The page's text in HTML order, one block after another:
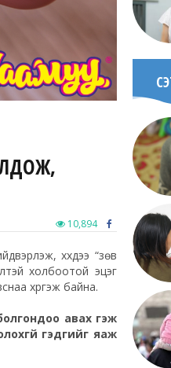
10,894
хүүхдээ “зөв
холбоотой эцэг
хүргэж байна.
авах гэж
гэдгийг яаж